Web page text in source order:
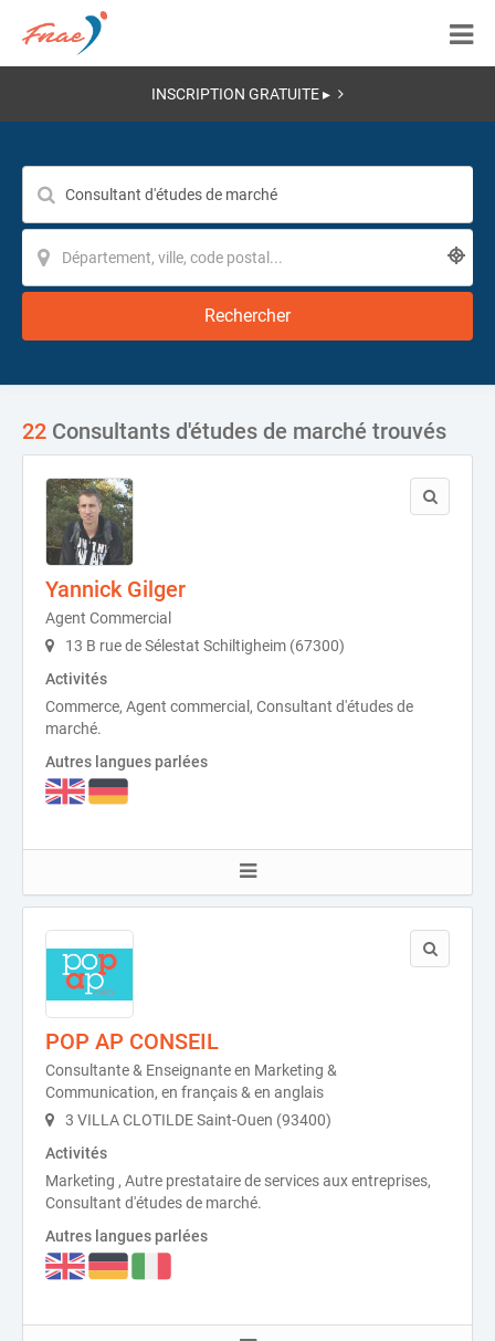
INSCRIPTION GRATUITE ▸
Rechercher
22 Consultants d'études de marché trouvés
Yannick Gilger
Agent Commercial
13 B rue de Sélestat Schiltigheim (67300)
Activités
Commerce, Agent commercial, Consultant d'études de
marché.
Autres langues parlées
POP AP CONSEIL
Consultante & Enseignante en Marketing &
Communication, en français & en anglais
3 VILLA CLOTILDE Saint-Ouen (93400)
Activités
Marketing , Autre prestataire de services aux entreprises,
Consultant d'études de marché.
Autres langues parlées